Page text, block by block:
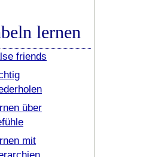
lernen
friends
über
mit